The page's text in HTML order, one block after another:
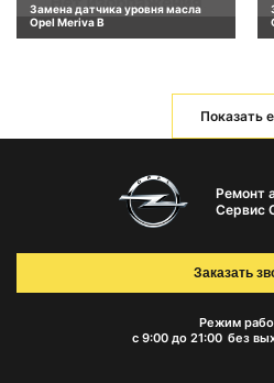
Замена датчика уровня масла
Opel Meriva B
Показать
Ремонт
Сервис
Режим
с 9:00 до 21:00 без
Заказать